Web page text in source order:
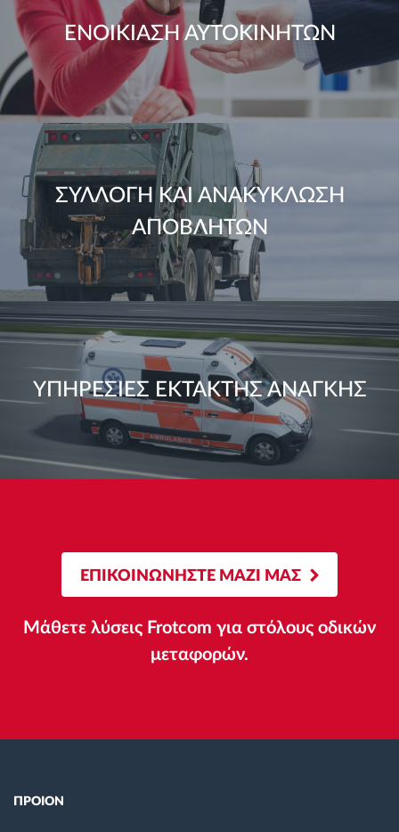
ΕΝΟΙΚΙΑΣΗ ΑΥΤΟΚΙΝΗΤΩΝ
ΣΥΛΛΟΓΗ ΚΑΙ ΑΝΑΚΥΚΛΩΣΗ
ΑΠΟΒΛΗΤΩΝ
ΥΠΗΡΕΣΙΕΣ ΕΚΤΑΚΤΗΣ ΑΝΑΓΚΗΣ
ΕΠΙΚΟΙΝΩΝΗΣΤΕ ΜΑΖΙ ΜΑΣ
Μάθετε λύσεις Frotcom για στόλους οδικών
μεταφορών.
ΠΡΟΙΟΝ